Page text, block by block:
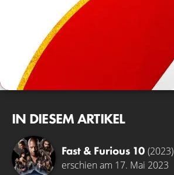
IN DIESEM ARTIKEL
Fast & Furious 10 (2023)
erschien am 17. Mai 2023